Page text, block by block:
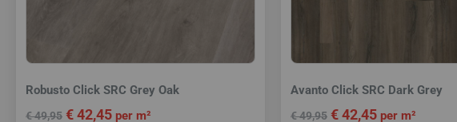
Robusto Click SRC Grey Oak
€49,95 €42,45 per m²
Avanto Click SRC Dark Grey
€49,95 €42,45 per m²